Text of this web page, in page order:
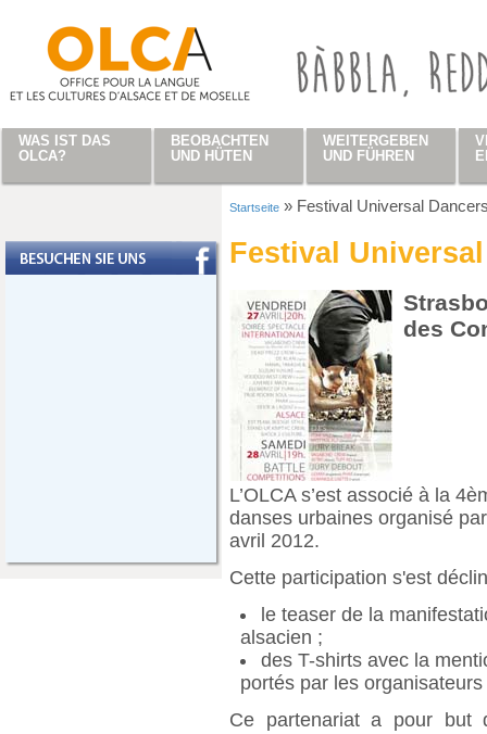
Startseite » Festival Universal
Festival
des
L’OLCA s’est associé à la
danses urbaines organisé
avril 2012.
Cette participation s'est
le teaser de la
alsacien ;
des T-shirts avec la
portés par les
Ce partenariat a pour but
WAS IST DAS
OLCA?
BEOBACHTEN
UND HÜTEN
WEITERGEBEN
UND FÜHREN